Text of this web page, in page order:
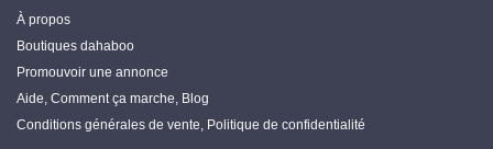
À propos
Boutiques dahaboo
Promouvoir une annonce
Aide, Comment ça marche, Blog
Conditions générales de vente, Politique de confidentialité